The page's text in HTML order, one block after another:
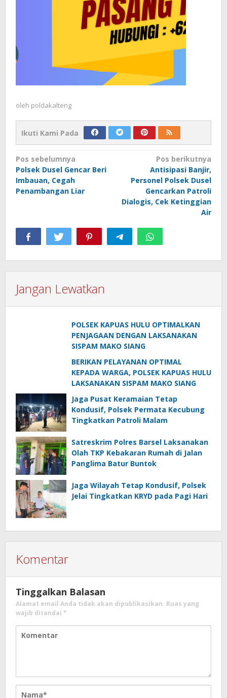
oleh poldakalteng
Ikuti Kami Pada
Navigasi
pos
Pos sebelumnya
Polsek Dusel Gencar Beri
Imbauan, Cegah
Penambangan Liar
Pos berikutnya
Antisipasi Banjir,
Personel Polsek Dusel
Gencarkan Patroli
Dialogis, Cek Ketinggian
Air
Jangan Lewatkan
POLSEK KAPUAS HULU OPTIMALKAN
PENJAGAAN DENGAN LAKSANAKAN
SISPAM MAKO SIANG
BERIKAN PELAYANAN OPTIMAL
KEPADA WARGA, POLSEK KAPUAS HULU
LAKSANAKAN SISPAM MAKO SIANG
Jaga Pusat Keramaian Tetap
Kondusif, Polsek Permata Kecubung
Tingkatkan Patroli Malam
Satreskrim Polres Barsel Laksanakan
Olah TKP Kebakaran Rumah di Jalan
Panglima Batur Buntok
Jaga Wilayah Tetap Kondusif, Polsek
Jelai Tingkatkan KRYD pada Pagi Hari
Komentar
Tinggalkan Balasan
Alamat email Anda tidak akan dipublikasikan. Ruas yang
wajib ditandai *